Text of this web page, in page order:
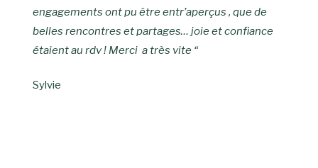
engagements ont pu être entr’aperçus , que de
belles rencontres et partages… joie et confiance
étaient au rdv ! Merci a très vite “
Sylvie